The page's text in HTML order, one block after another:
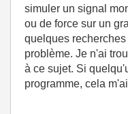
simuler un signal
ou de force sur un
quelques
problème. Je n'ai
à ce sujet. Si
programme, cela